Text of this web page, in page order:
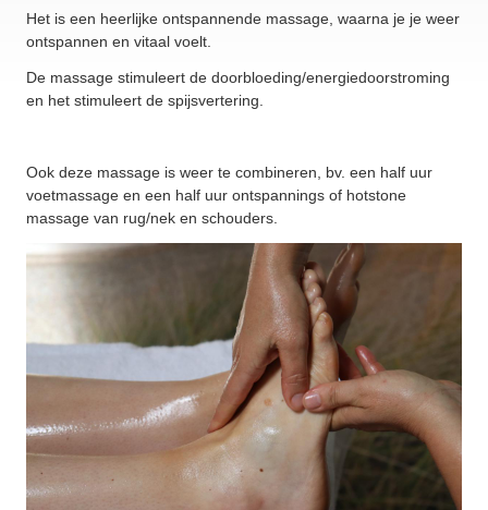
Het is een heerlijke ontspannende massage, waarna je je weer
ontspannen en vitaal voelt.
De massage stimuleert de doorbloeding/energiedoorstroming
en het stimuleert de spijsvertering.
Ook deze massage is weer te combineren, bv. een half uur
voetmassage en een half uur ontspannings of hotstone
massage van rug/nek en schouders.